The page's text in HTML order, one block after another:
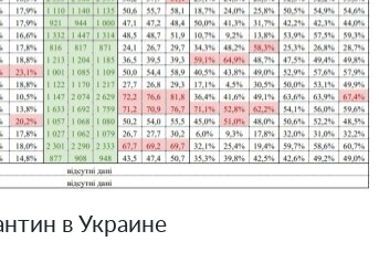
в Украине